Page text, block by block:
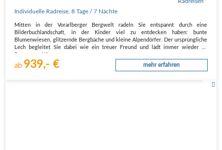
Individuelle Radreise ,8 Tage / 7 Nächte
Mitten in der Vorarlberger Bergwelt radeln Sie entspannt durch eine
Bilderbuchlandschaft, in der Kinder viel zu entdecken haben: bunte
Blumenwiesen, glitzernde Bergbäche und kleine Alpendörfer. Der ursprüngliche
Lech begleitet Sie dabei wie ein treuer Freund und lädt immer wieder zu
ab 939,- € mehr erfahren